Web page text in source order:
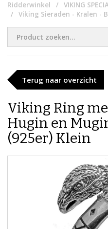
Ridderwinkel
VIKING
Viking Sieraden - Kralen -
Terug naar overzicht
Viking Ring
Hugin en
(925er) Klein